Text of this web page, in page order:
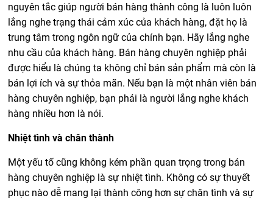
nguyên tắc giúp người bán hàng thành công là luôn luôn
lắng nghe trạng thái cảm xúc của khách hàng, đặt họ là
trung tâm trong ngôn ngữ của chính bạn. Hãy lắng nghe
nhu cầu của khách hàng. Bán hàng chuyên nghiệp phải
được hiểu là chúng ta không chỉ bán sản phẩm mà còn là
bán lợi ích và sự thỏa mãn. Nếu bạn là một nhân viên bán
hàng chuyên nghiệp, bạn phải là người lắng nghe khách
hàng nhiều hơn là nói.
Nhiệt tình và chân thành
Một yếu tố cũng không kém phần quan trọng trong bán
hàng chuyên nghiệp là sự nhiệt tình. Không có sự thuyết
phục nào dễ mang lại thành công hơn sự chân tình và sự